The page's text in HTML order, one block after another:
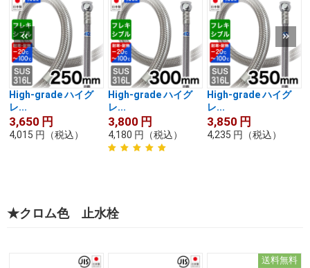
High-grade ハイグ
レ...
3,650 円
4,015 円 （税込）
High-grade ハイグ
レ...
3,800 円
4,180 円 （税込）
High-grade ハイグ
レ...
3,850 円
4,235 円 （税込）
★クロム色 止水栓
送料無料